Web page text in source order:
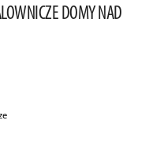
DOMY NAD